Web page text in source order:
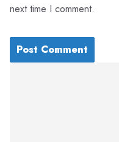
next time I comment.